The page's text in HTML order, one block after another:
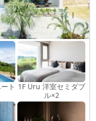
ト 1F Uru 洋室セミダブ
ル×2